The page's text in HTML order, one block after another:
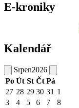
E-kroniky
Kalendář
Srpen2026
Po Út St Čt Pá
27 28 29 30 31 1
3
4 5 6 7 8